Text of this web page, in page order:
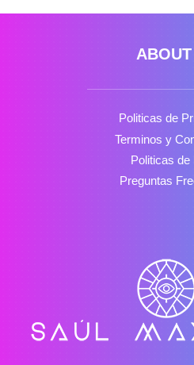
Politicas de
Terminos y
Politicas de
Preguntas